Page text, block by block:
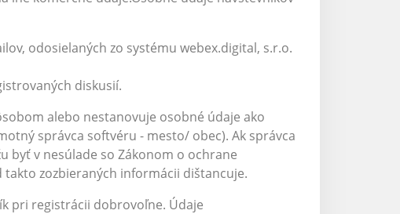
odosielaných zo systému webex.digital, s.r.o.
diskusií.
alebo nestanovuje osobné údaje ako
správca softvéru - mesto/ obec). Ak správca
byť v nesúlade so Zákonom o ochrane
zozbieraných informácii dištancuje.
pri registrácii dobrovoľne. Údaje